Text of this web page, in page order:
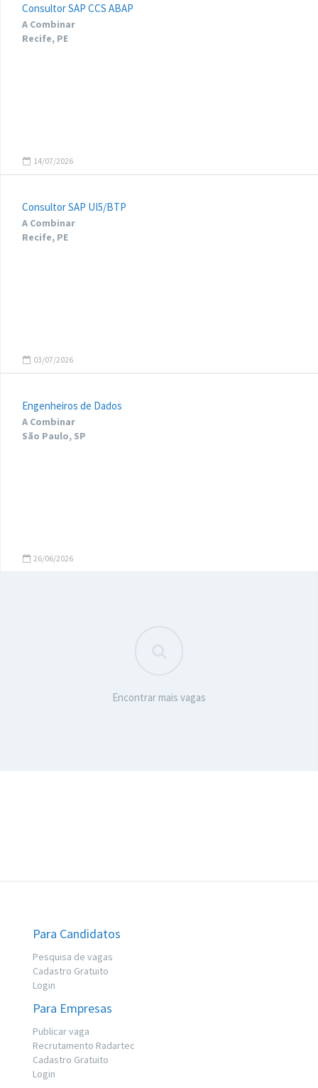
Consultor SAP CCS ABAP
A Combinar
Recife, PE
14/07/2026
Consultor SAP UI5/BTP
A Combinar
Recife, PE
03/07/2026
Engenheiros de Dados
A Combinar
São Paulo, SP
26/06/2026
Encontrar mais vagas
Para Candidatos
Pesquisa de vagas
Cadastro Gratuito
Login
Para Empresas
Publicar vaga
Recrutamento Radartec
Cadastro Gratuito
Login